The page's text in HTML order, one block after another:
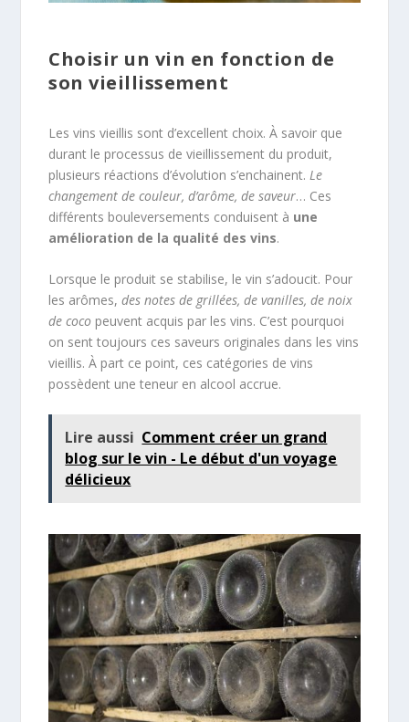
Choisir un vin en fonction de
son vieillissement
Les vins vieillis sont d’excellent choix. À savoir que
durant le processus de vieillissement du produit,
plusieurs réactions d’évolution s’enchainent. Le
changement de couleur, d’arôme, de saveur… Ces
différents bouleversements conduisent à une
amélioration de la qualité des vins.
Lorsque le produit se stabilise, le vin s’adoucit. Pour
les arômes,des notes de grillées, de vanilles, de noix
de coco peuvent acquis par les vins. C’est pourquoi
on sent toujours ces saveurs originales dans les vins
vieillis. À part ce point, ces catégories de vins
possèdent une teneur en alcool accrue.
Lire aussi Comment créer un grand
blog sur le vin - Le début d'un voyage
délicieux